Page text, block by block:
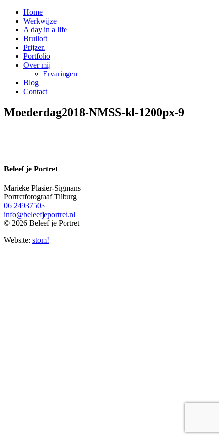
Home
Werkwijze
A day in a life
Bruiloft
Prijzen
Portfolio
Over mij
Ervaringen
Blog
Contact
Moederdag2018-NMSS-kl-1200px-9
Beleef je Portret
Marieke Plasier-Sigmans
Portretfotograaf Tilburg
06 24937503
info@beleefjeportret.nl
© 2026 Beleef je Portret
Website: stom!